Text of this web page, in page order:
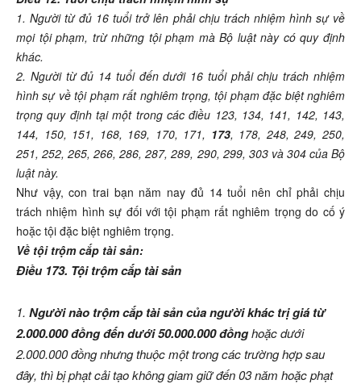
1. Người từ đủ 16 tuổi trở lên phải chịu trách nhiệm hình sự về
mọi tội phạm, trừ những tội phạm mà Bộ luật này có quy định
khác.
2. Người từ đủ 14 tuổi đến dưới 16 tuổi phải chịu trách nhiệm
hình sự về tội phạm rất nghiêm trọng, tội phạm đặc biệt nghiêm
trọng quy định tại một trong các điều 123, 134, 141, 142, 143,
144, 150, 151, 168, 169, 170, 171, 173, 178, 248, 249, 250,
251, 252, 265, 266, 286, 287, 289, 290, 299, 303 và 304 của Bộ
luật này.
Như vậy, con trai bạn năm nay đủ 14 tuổi nên chỉ phải chịu
trách nhiệm hình sự đối với tội phạm rất nghiêm trọng do cố ý
hoặc tội đặc biệt nghiêm trọng.
Về tội trộm cắp tài sản:
Điều 173. Tội trộm cắp tài sản
1. Người nào trộm cắp tài sản của người khác trị giá từ
2.000.000 đồng đến dưới 50.000.000 đồnghoặc dưới
2.000.000 đồng nhưng thuộc một trong các trường hợp sau
đây, thì bị phạt cải tạo không giam giữ đến 03 năm hoặc phạt